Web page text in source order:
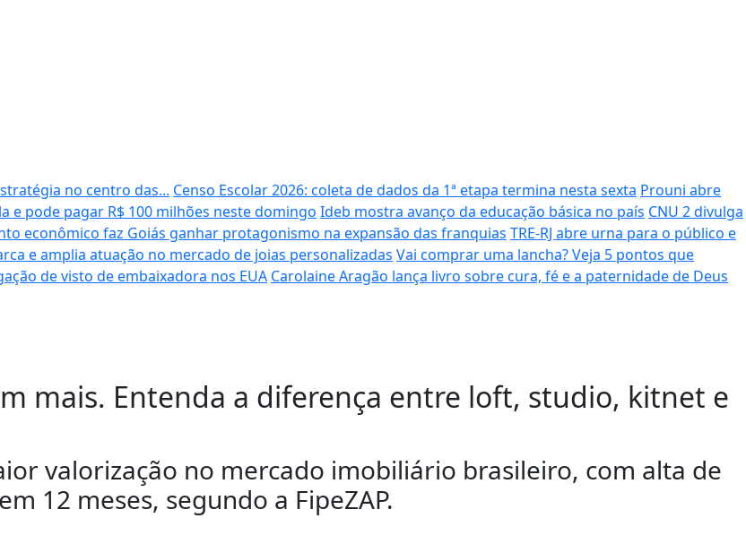
no centro das... Censo Escolar 2026: coleta de dados da 1ª etapa termina nesta sexta Prouni abre
e pode pagar R$ 100 milhões neste domingo Ideb mostra avanço da educação básica no país CNU 2 divulga
econômico faz Goiás ganhar protagonismo na expansão das franquias TRE-RJ abre urna para o público e
e amplia atuação no mercado de joias personalizadas Vai comprar uma lancha? Veja 5 pontos que
de visto de embaixadora nos EUA Carolaine Aragão lança livro sobre cura, fé e a paternidade de Deus
mais. Entenda a diferença entre loft, studio, kitnet e
valorização no mercado imobiliário brasileiro, com alta de
12 meses, segundo a FipeZAP.